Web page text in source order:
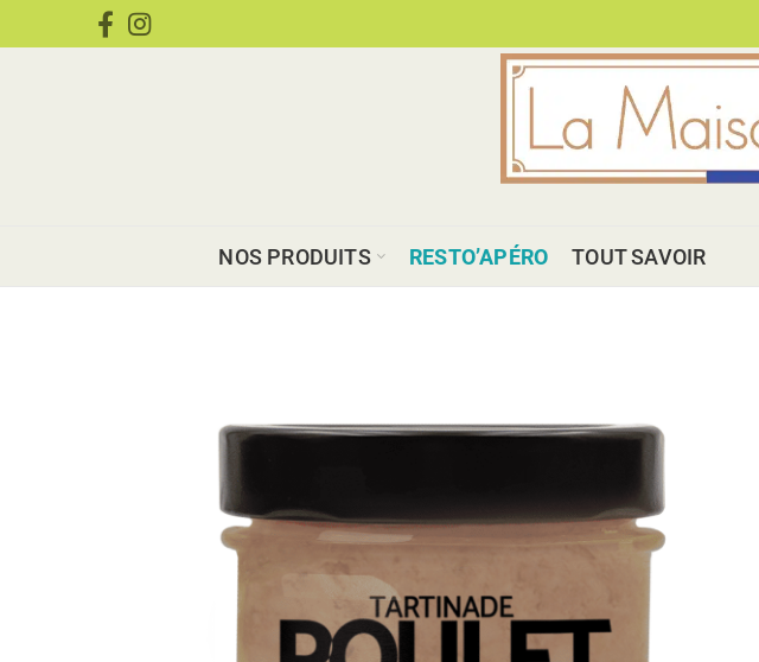
NOS PRODUITS RESTO’APÉRO TOUT SAVOIR